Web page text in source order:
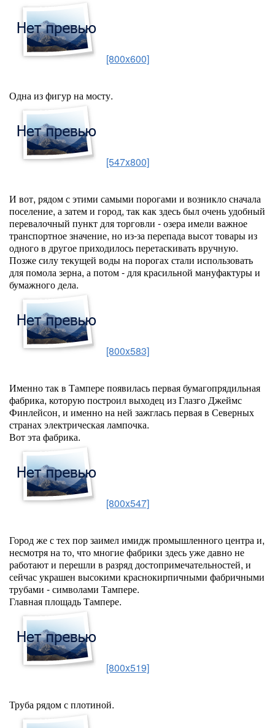
[800x600]
Одна из фигур на мосту.
[547x800]
И вот, рядом с этими самыми порогами и возникло сначала
поселение, а затем и город, так как здесь был очень удобный
перевалочный пункт для торговли - озера имели важное
транспортное значение, но из-за перепада высот товары из
одного в другое приходилось перетаскивать вручную.
Позже силу текущей воды на порогах стали использовать
для помола зерна, а потом - для красильной мануфактуры и
бумажного дела.
[800x583]
Именно так в Тампере появилась первая бумагопрядильная
фабрика, которую построил выходец из Глазго Джеймс
Финлейсон, и именно на ней зажглась первая в Северных
странах электрическая лампочка.
Вот эта фабрика.
[800x547]
Город же с тех пор заимел имидж промышленного центра и,
несмотря на то, что многие фабрики здесь уже давно не
работают и перешли в разряд достопримечательностей, и
сейчас украшен высокими краснокирпичными фабричными
трубами - символами Тампере.
Главная площадь Тампере.
[800x519]
Труба рядом с плотиной.